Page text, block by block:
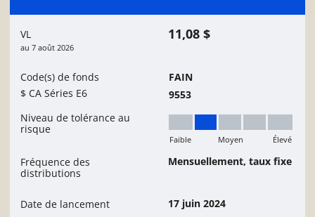
VL
au 7 août 2026
11,08 $
Code(s) de fonds
$ CA Séries E6
FAIN
9553
Niveau de tolérance au
risque
Faible à moyen
Faible Moyen Élevé
Fréquence des
distributions
Mensuellement, taux fixe
Date de lancement 17 juin 2024